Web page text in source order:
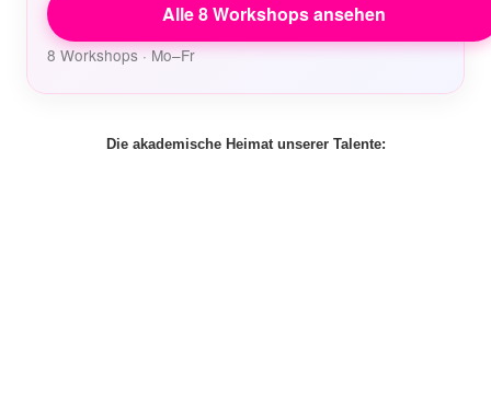
Alle 8 Workshops ansehen
8 Workshops · Mo–Fr
Die akademische Heimat unserer Talente: